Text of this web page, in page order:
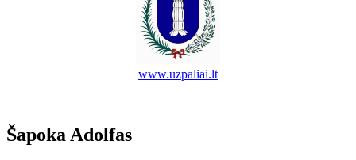
www.uzpaliai.lt
Šapoka Adolfas